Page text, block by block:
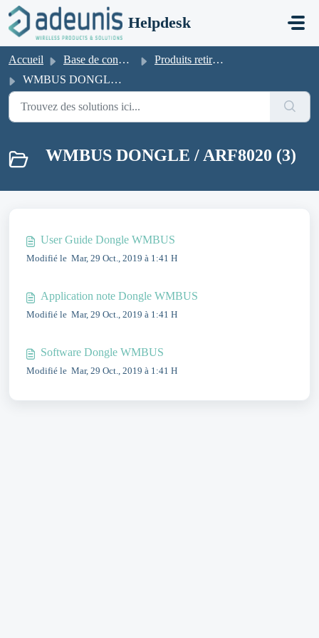
Passer au contenu principal
Helpdesk
Accueil Base de connaissances
Produits retirés de la vente
WMBUS DONGLE / ARF8020
WMBUS DONGLE / ARF8020 (3)
User Guide Dongle WMBUS
Modifié le Mar, 29 Oct., 2019 à 1:41 H
Application note Dongle WMBUS
Modifié le Mar, 29 Oct., 2019 à 1:41 H
Software Dongle WMBUS
Modifié le Mar, 29 Oct., 2019 à 1:41 H